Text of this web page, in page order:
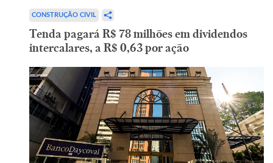
CONSTRUÇÃO CIVIL
Tenda pagará R$ 78 milhões em dividendos
intercalares, a R$ 0,63 por ação